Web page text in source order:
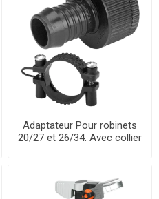
Adaptateur Pour robinets
20/27 et 26/34. Avec collier